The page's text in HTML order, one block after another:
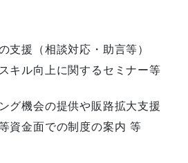
支援（相談対応・助言等）
キル向上に関するセミナー等
グ機会の提供や販路拡大支援
資金面での制度の案内 等